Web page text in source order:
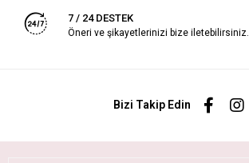
7 / 24 DESTEK
Öneri ve şikayetlerinizi bize iletebilirsiniz.
Bizi Takip Edin